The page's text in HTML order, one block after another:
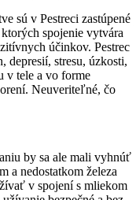
sú v Pestreci zastúpené
spojenie vytvára
účinkov. Pestrec
depresií, stresu, úzkosti,
v tele a vo forme
Neuveriteľné, čo
by sa ale mali vyhnúť
a nedostatkom železa
v spojení s mliekom